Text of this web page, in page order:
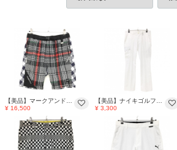
【美品】マークアンドロナ ハーフパンツ 黒×白×ネイビー チェック メンズ 46(M) ゴルフウェア 2024年モデル MARK＆LONA
¥ 16,500
【美品】ナイキゴルフ パンツ 白 ドット風地模様 DRI-FIT メンズ XL ゴルフウェア NIKE
¥ 3,300